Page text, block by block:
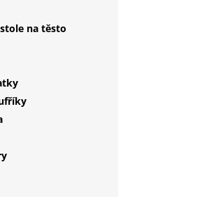
na těsto